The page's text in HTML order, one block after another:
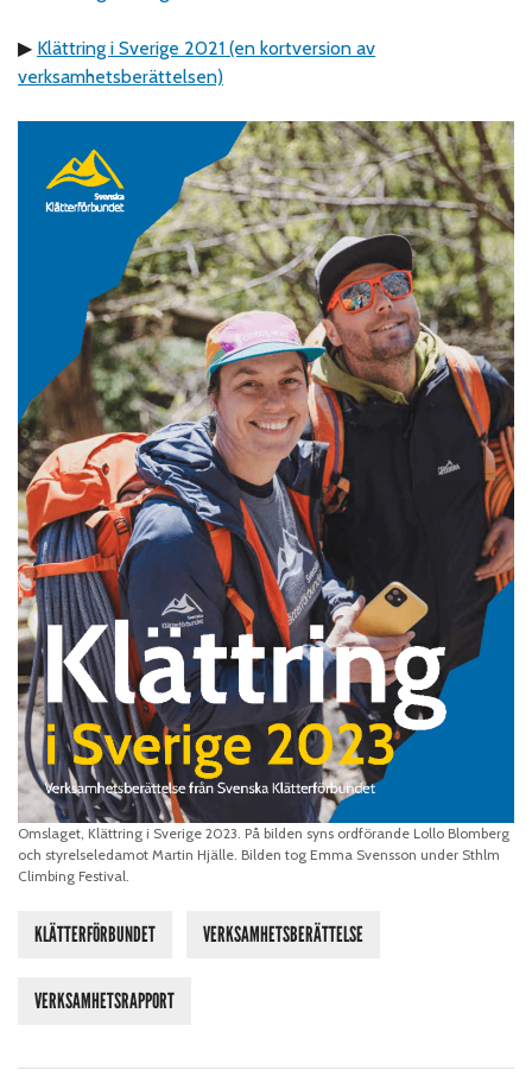
▶ Klättring i Sverige 2021 (en kortversion av
verksamhetsberättelsen)
Omslaget, Klättring i Sverige 2023. På bilden syns ordförande Lollo Blomberg
och styrelseledamot Martin Hjälle. Bilden tog Emma Svensson under Sthlm
Climbing Festival.
KLÄTTERFÖRBUNDET VERKSAMHETSBERÄTTELSE
VERKSAMHETSRAPPORT